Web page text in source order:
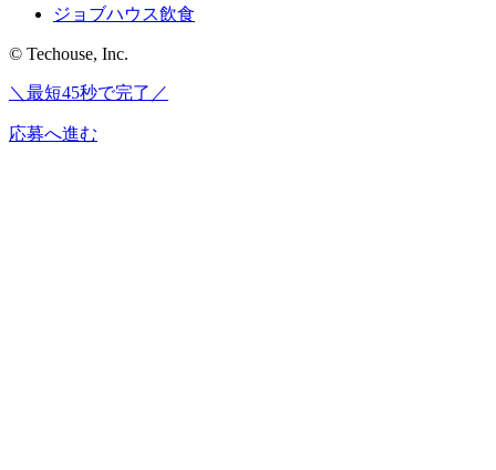
ジョブハウス飲食
© Techouse, Inc.
＼最短45秒で完了／
応募へ進む